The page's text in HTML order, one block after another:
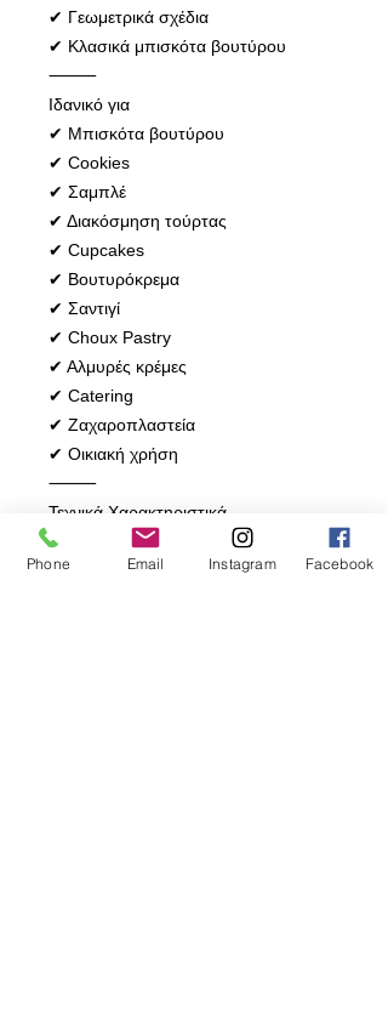
✔ Γεωμετρικά σχέδια
✔ Κλασικά μπισκότα βουτύρου
⸻
Ιδανικό για
✔ Μπισκότα βουτύρου
✔ Cookies
✔ Σαμπλέ
✔ Διακόσμηση τούρτας
✔ Cupcakes
✔ Βουτυρόκρεμα
✔ Σαντιγί
✔ Choux Pastry
✔ Αλμυρές κρέμες
✔ Catering
✔ Ζαχαροπλαστεία
✔ Οικιακή χρήση
⸻
Τεχνικά Χαρακτηριστικά
Τύπος: Cookie Press & Pastry
Decorator
Phone Email Instagram Facebook